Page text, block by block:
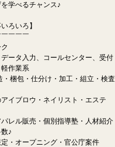
学べるチャンス♪
ろいろ】
￣￣￣
ータ入力、コールセンター、受付
作業系
梱包・仕分け・加工・組立・検査
イブロウ・ネイリスト・エステ
レル販売・個別指導塾・人材紹介
♪
・オープニング・官公庁案件